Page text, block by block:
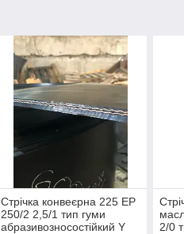
Стрічка конвеєрна 225 EP
250/2 2,5/1 тип гуми
абразивозносостійкий Y
2/0